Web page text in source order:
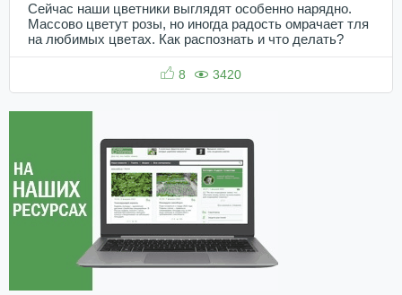
Сейчас наши цветники выглядят особенно нарядно.
Массово цветут розы, но иногда радость омрачает тля
на любимых цветах. Как распознать и что делать?
8 3420